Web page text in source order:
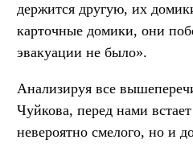
держится другую, их
карточные домики, они
эвакуации не было».
Анализируя все
Чуйкова, перед нами
невероятно смелого, но и